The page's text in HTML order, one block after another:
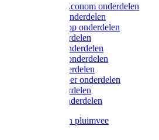
Aesculap/Econom onderdelen
Hauptner onderdelen
Lister/Liscop onderdelen
Eider onderdelen
Heiniger onderdelen
Constanta onderdelen
Moser onderdelen
Farm Clipper onderdelen
Oster onderdelen
TailWell onderdelen
Voerbakken pluimvee